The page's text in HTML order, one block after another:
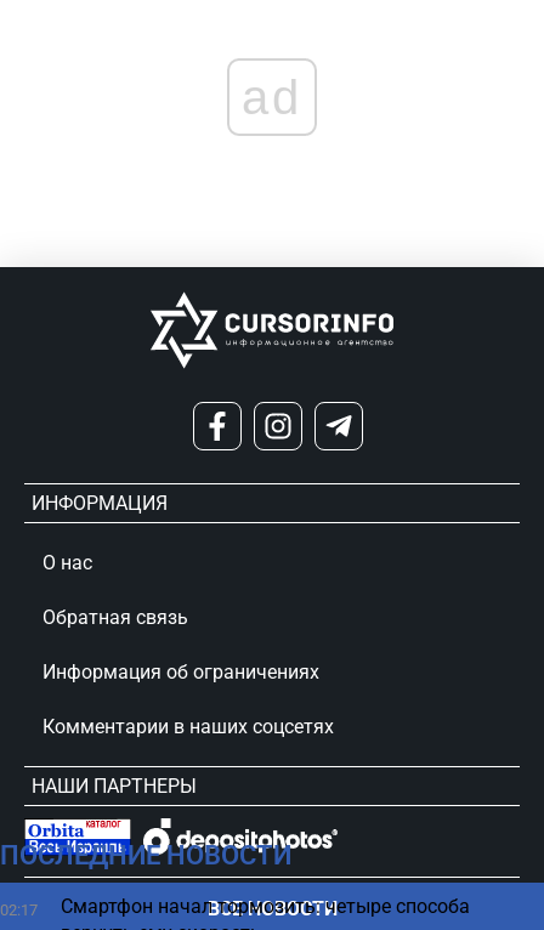
ПОСЛЕДНИЕ НОВОСТИ
02:17
Смартфон начал тормозить: четыре способа
ВСЕ НОВОСТИ
ad
ИНФОРМАЦИЯ
О нас
Обратная связь
Информация об ограничениях
Комментарии в наших соцсетях
НАШИ ПАРТНЕРЫ
сursorinfo.co.il © Все права защищены